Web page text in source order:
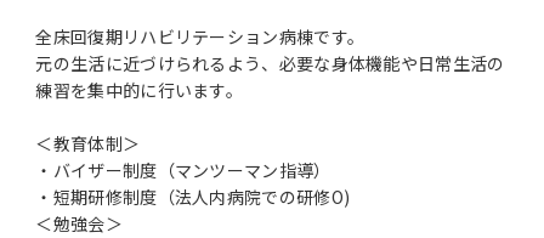
全床回復期リハビリテーション病棟です。
元の生活に近づけられるよう、必要な身体機能や日常生活の
練習を集中的に行います。
＜教育体制＞
・バイザー制度（マンツーマン指導）
・短期研修制度（法人内病院での研修O)
＜勉強会＞